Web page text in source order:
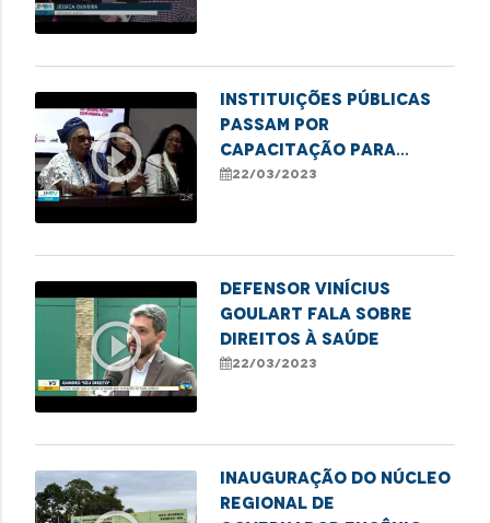
play_circle_outline
Instituições públicas
passam por
capacitação para
combater o racismo
22/03/2023
play_circle_outline
Defensor Vinícius
Goulart fala sobre
direitos à saúde
22/03/2023
INAUGURAÇÃO DO NÚCLEO
REGIONAL DE